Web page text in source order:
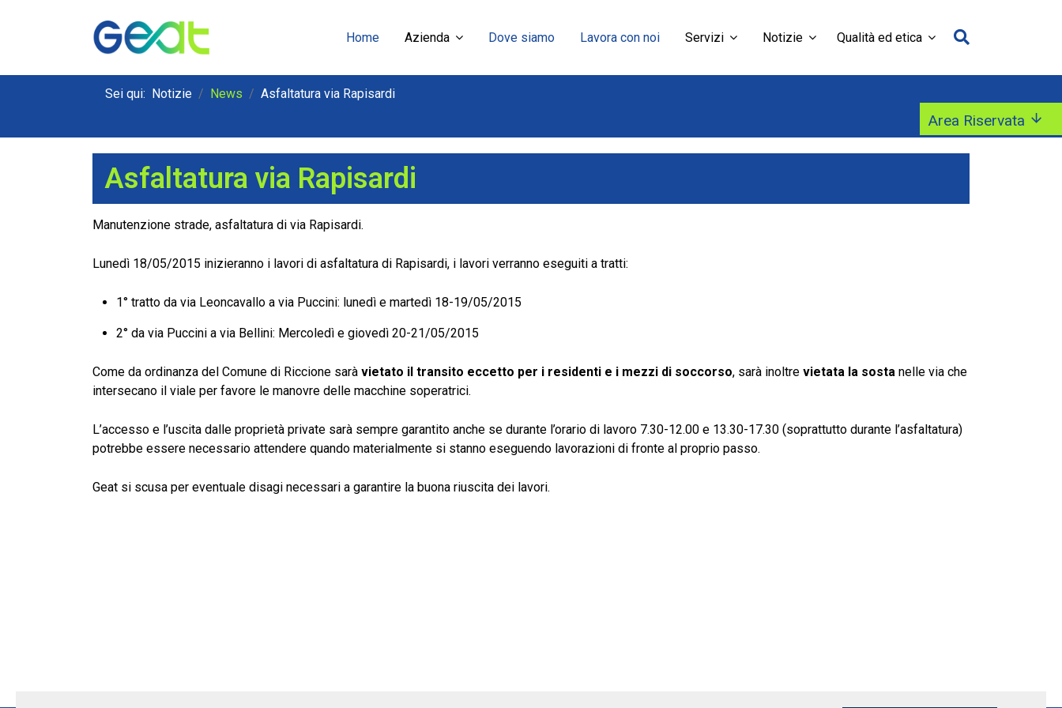
Home Azienda Dove siamo Lavora con noi Servizi Notizie Qualità ed etica
Sei qui: Notizie News Asfaltatura via Rapisardi
Asfaltatura via Rapisardi
Manutenzione strade, asfaltatura di via Rapisardi.
Lunedì 18/05/2015 inizieranno i lavori di asfaltatura di Rapisardi, i lavori verranno eseguiti a tratti:
1° tratto da via Leoncavallo a via Puccini: lunedì e martedì 18-19/05/2015
2° da via Puccini a via Bellini: Mercoledì e giovedì 20-21/05/2015
Come da ordinanza del Comune di Riccione sarà vietato il transito eccetto per i residenti e i mezzi di soccorso, sarà inoltre vietata la sosta nelle via che
intersecano il viale per favore le manovre delle macchine soperatrici.
L’accesso e l’uscita dalle proprietà private sarà sempre garantito anche se durante l’orario di lavoro 7.30-12.00 e 13.30-17.30 (soprattutto durante l’asfaltatura)
potrebbe essere necessario attendere quando materialmente si stanno eseguendo lavorazioni di fronte al proprio passo.
Geat si scusa per eventuale disagi necessari a garantire la buona riuscita dei lavori.
Area Riservata